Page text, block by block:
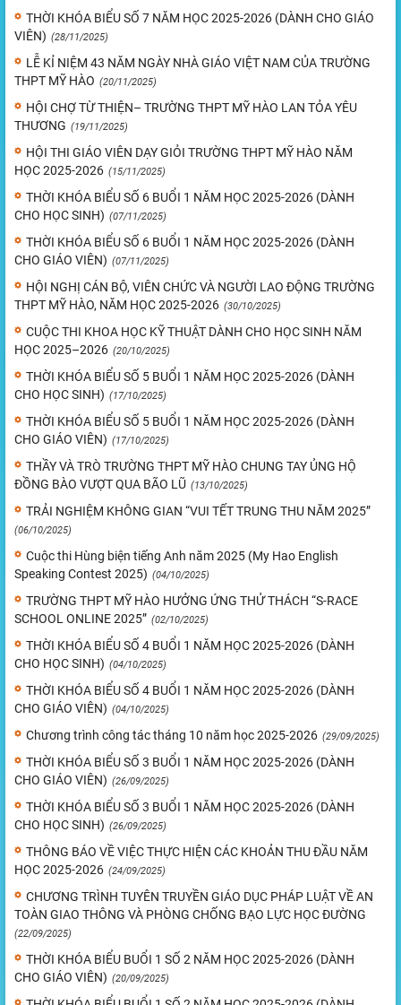
THỜI KHÓA BIỂU SỐ 7 NĂM HỌC 2025-2026 (DÀNH CHO GIÁO
VIÊN) (28/11/2025)
LỄ KỈ NIỆM 43 NĂM NGÀY NHÀ GIÁO VIỆT NAM CỦA TRƯỜNG
THPT MỸ HÀO (20/11/2025)
HỘI CHỢ TỪ THIỆN– TRƯỜNG THPT MỸ HÀO LAN TỎA YÊU
THƯƠNG (19/11/2025)
HỘI THI GIÁO VIÊN DẠY GIỎI TRƯỜNG THPT MỸ HÀO NĂM
HỌC 2025-2026 (15/11/2025)
THỜI KHÓA BIỂU SỐ 6 BUỔI 1 NĂM HỌC 2025-2026 (DÀNH
CHO HỌC SINH) (07/11/2025)
THỜI KHÓA BIỂU SỐ 6 BUỔI 1 NĂM HỌC 2025-2026 (DÀNH
CHO GIÁO VIÊN) (07/11/2025)
HỘI NGHỊ CÁN BỘ, VIÊN CHỨC VÀ NGƯỜI LAO ĐỘNG TRƯỜNG
THPT MỸ HÀO, NĂM HỌC 2025-2026 (30/10/2025)
CUỘC THI KHOA HỌC KỸ THUẬT DÀNH CHO HỌC SINH NĂM
HỌC 2025–2026 (20/10/2025)
THỜI KHÓA BIỂU SỐ 5 BUỔI 1 NĂM HỌC 2025-2026 (DÀNH
CHO HỌC SINH) (17/10/2025)
THỜI KHÓA BIỂU SỐ 5 BUỔI 1 NĂM HỌC 2025-2026 (DÀNH
CHO GIÁO VIÊN) (17/10/2025)
THẦY VÀ TRÒ TRƯỜNG THPT MỸ HÀO CHUNG TAY ỦNG HỘ
ĐỒNG BÀO VƯỢT QUA BÃO LŨ (13/10/2025)
TRẢI NGHIỆM KHÔNG GIAN “VUI TẾT TRUNG THU NĂM 2025”
(06/10/2025)
Cuộc thi Hùng biện tiếng Anh năm 2025 (My Hao English
Speaking Contest 2025) (04/10/2025)
TRƯỜNG THPT MỸ HÀO HƯỞNG ỨNG THỬ THÁCH “S-RACE
SCHOOL ONLINE 2025” (02/10/2025)
THỜI KHÓA BIỂU SỐ 4 BUỔI 1 NĂM HỌC 2025-2026 (DÀNH
CHO HỌC SINH) (04/10/2025)
THỜI KHÓA BIỂU SỐ 4 BUỔI 1 NĂM HỌC 2025-2026 (DÀNH
CHO GIÁO VIÊN) (04/10/2025)
Chương trình công tác tháng 10 năm học 2025-2026 (29/09/2025)
THỜI KHÓA BIỂU SỐ 3 BUỔI 1 NĂM HỌC 2025-2026 (DÀNH
CHO GIÁO VIÊN) (26/09/2025)
THỜI KHÓA BIỂU SỐ 3 BUỔI 1 NĂM HỌC 2025-2026 (DÀNH
CHO HỌC SINH) (26/09/2025)
THÔNG BÁO VỀ VIỆC THỰC HIỆN CÁC KHOẢN THU ĐẦU NĂM
HỌC 2025-2026 (24/09/2025)
CHƯƠNG TRÌNH TUYÊN TRUYỀN GIÁO DỤC PHÁP LUẬT VỀ AN
TOÀN GIAO THÔNG VÀ PHÒNG CHỐNG BẠO LỰC HỌC ĐƯỜNG
(22/09/2025)
THỜI KHÓA BIỂU BUỔI 1 SỐ 2 NĂM HỌC 2025-2026 (DÀNH
CHO GIÁO VIÊN) (20/09/2025)